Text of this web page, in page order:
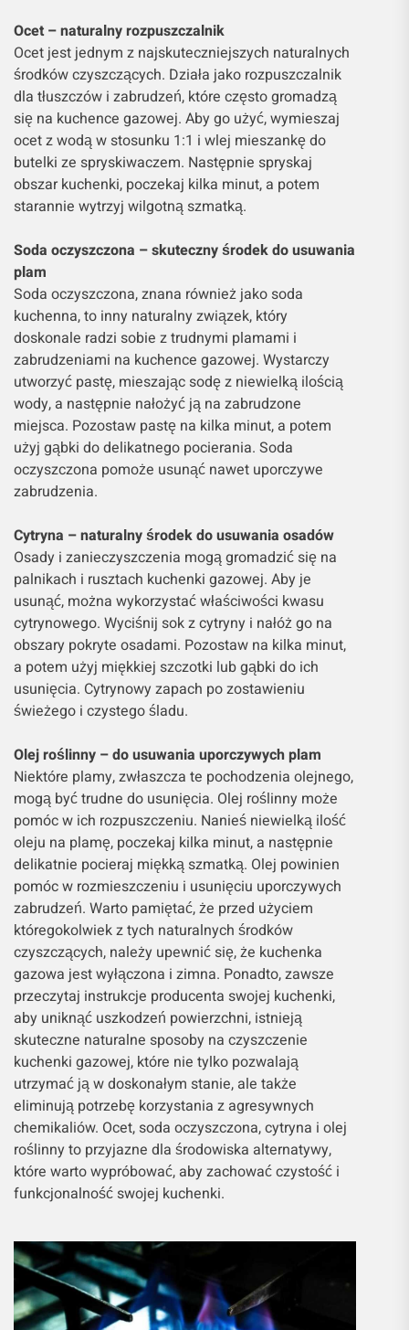
Ocet – naturalny rozpuszczalnik
Ocet jest jednym z najskuteczniejszych naturalnych
środków czyszczących. Działa jako rozpuszczalnik
dla tłuszczów i zabrudzeń, które często gromadzą
się na kuchence gazowej. Aby go użyć, wymieszaj
ocet z wodą w stosunku 1:1 i wlej mieszankę do
butelki ze spryskiwaczem. Następnie spryskaj
obszar kuchenki, poczekaj kilka minut, a potem
starannie wytrzyj wilgotną szmatką.
Soda oczyszczona – skuteczny środek do usuwania
plam
Soda oczyszczona, znana również jako soda
kuchenna, to inny naturalny związek, który
doskonale radzi sobie z trudnymi plamami i
zabrudzeniami na kuchence gazowej. Wystarczy
utworzyć pastę, mieszając sodę z niewielką ilością
wody, a następnie nałożyć ją na zabrudzone
miejsca. Pozostaw pastę na kilka minut, a potem
użyj gąbki do delikatnego pocierania. Soda
oczyszczona pomoże usunąć nawet uporczywe
zabrudzenia.
Cytryna – naturalny środek do usuwania osadów
Osady i zanieczyszczenia mogą gromadzić się na
palnikach i rusztach kuchenki gazowej. Aby je
usunąć, można wykorzystać właściwości kwasu
cytrynowego. Wyciśnij sok z cytryny i nałóż go na
obszary pokryte osadami. Pozostaw na kilka minut,
a potem użyj miękkiej szczotki lub gąbki do ich
usunięcia. Cytrynowy zapach po zostawieniu
świeżego i czystego śladu.
Olej roślinny – do usuwania uporczywych plam
Niektóre plamy, zwłaszcza te pochodzenia olejnego,
mogą być trudne do usunięcia. Olej roślinny może
pomóc w ich rozpuszczeniu. Nanieś niewielką ilość
oleju na plamę, poczekaj kilka minut, a następnie
delikatnie pocieraj miękką szmatką. Olej powinien
pomóc w rozmieszczeniu i usunięciu uporczywych
zabrudzeń. Warto pamiętać, że przed użyciem
któregokolwiek z tych naturalnych środków
czyszczących, należy upewnić się, że kuchenka
gazowa jest wyłączona i zimna. Ponadto, zawsze
przeczytaj instrukcje producenta swojej kuchenki,
aby uniknąć uszkodzeń powierzchni, istnieją
skuteczne naturalne sposoby na czyszczenie
kuchenki gazowej, które nie tylko pozwalają
utrzymać ją w doskonałym stanie, ale także
eliminują potrzebę korzystania z agresywnych
chemikaliów. Ocet, soda oczyszczona, cytryna i olej
roślinny to przyjazne dla środowiska alternatywy,
które warto wypróbować, aby zachować czystość i
funkcjonalność swojej kuchenki.